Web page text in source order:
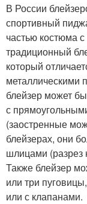
В России
спортивный
частью костюма
традиционный
который
металлическими
блейзер может
с
(заостренные
блейзерах, они
шлицами (разрез
Также блейзер
или три
или с клапанами.